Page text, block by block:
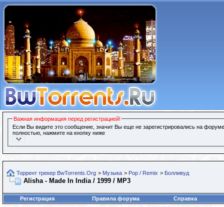
Важная информация перед регистрацией!
Если Вы видите это сообщение, значит Вы еще не зарегистрировались на
полностью, нажмите на кнопку ниже
Торрент трекер BwTorrents.Org > Музыка > Pop / Remix > Болливуд
Alisha - Made In India / 1999 / MP3
Регистрация Правила форума Справка